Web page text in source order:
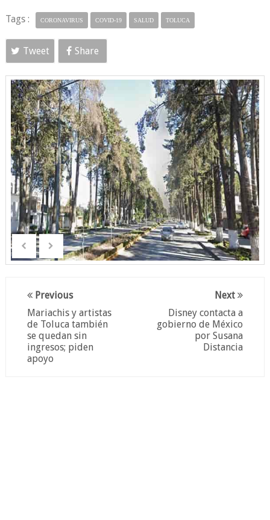
Tags : CORONAVIRUS COVID-19 SALUD TOLUCA
Tweet Share
Next
Disney contacta a
gobierno de México
por Susana
Distancia
Previous
Mariachis y artistas
de Toluca también
se quedan sin
ingresos; piden
apoyo